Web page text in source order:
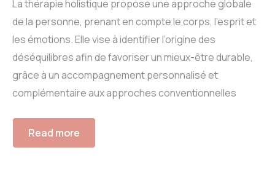
La thérapie holistique propose une approche globale
de la personne, prenant en compte le corps, l’esprit et
les émotions. Elle vise à identifier l’origine des
déséquilibres afin de favoriser un mieux-être durable,
grâce à un accompagnement personnalisé et
complémentaire aux approches conventionnelles
Read more